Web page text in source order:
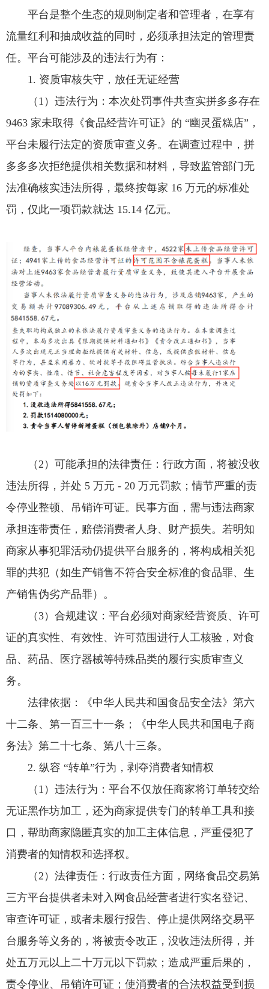
平台是整个生态的规则制定者和管理者，在享有
流量红利和抽成收益的同时，必须承担法定的管理责
任。平台可能涉及的违法行为有：
1. 资质审核失守，放任无证经营
（1）违法行为：本次处罚事件共查实拼多多存在
9463 家未取得《食品经营许可证》的 “幽灵蛋糕店”，
平台未履行法定的资质审查义务。在调查过程中，拼
多多多次拒绝提供相关数据和材料，导致监管部门无
法准确核实违法所得，最终按每家 16 万元的标准处
罚，仅此一项罚款就达 15.14 亿元。
（2）可能承担的法律责任：行政方面，将被没收
违法所得，并处 5 万元 - 20 万元罚款；情节严重的责
令停业整顿、吊销许可证。民事方面，需与违法商家
承担连带责任，赔偿消费者人身、财产损失。若明知
商家从事犯罪活动仍提供平台服务的，将构成相关犯
罪的共犯（如生产销售不符合安全标准的食品罪、生
产销售伪劣产品罪）。
（3）合规建议：平台必须对商家经营资质、许可
证的真实性、有效性、许可范围进行人工核验，对食
品、药品、医疗器械等特殊品类的履行实质审查义
务。
法律依据：《中华人民共和国食品安全法》第六
十二条、第一百三十一条；《中华人民共和国电子商
务法》第二十七条、第八十三条。
2. 纵容 “转单”行为，剥夺消费者知情权
（1）违法行为：平台不仅放任商家将订单转交给
无证黑作坊加工，还为商家提供专门的转单工具和接
口，帮助商家隐匿真实的加工主体信息，严重侵犯了
消费者的知情权和选择权。
（2）法律责任：行政责任方面，网络食品交易第
三方平台提供者未对入网食品经营者进行实名登记、
审查许可证，或者未履行报告、停止提供网络交易平
台服务等义务的，将被责令改正，没收违法所得，并
处五万元以上二十万元以下罚款；造成严重后果的，
责令停业、吊销许可证；使消费者的合法权益受到损